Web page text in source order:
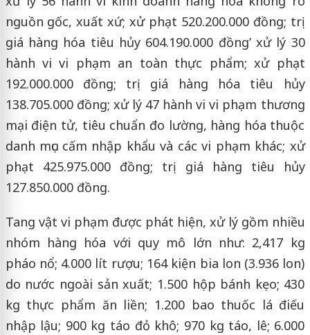
nguồn gốc, xuất xứ; xử phạt 520.200.000 đồng; trị
giá hàng hóa tiêu hủy 604.190.000 đồng’ xử lý 30
hành vi vi phạm an toàn thực phẩm; xử phạt
192.000.000 đồng; trị giá hàng hóa tiêu hủy
138.705.000 đồng; xử lý 47 hành vi vi phạm thương
mại điện tử, tiêu chuẩn đo lường, hàng hóa thuộc
danh mục cấm nhập khẩu và các vi phạm khác; xử
phạt 425.975.000 đồng; trị giá hàng tiêu hủy
127.850.000 đồng.
Tang vật vi phạm được phát hiện, xử lý gồm nhiều
nhóm hàng hóa với quy mô lớn như: 2,417 kg
pháo nổ; 4.000 lít rượu; 164 kiện bia lon (3.936 lon)
do nước ngoài sản xuất; 1.500 hộp bánh kẹo; 430
kg thực phẩm ăn liền; 1.200 bao thuốc lá điếu
nhập lậu; 900 kg táo đỏ khô; 970 kg táo, lê; 6.000